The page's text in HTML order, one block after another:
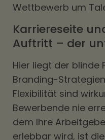
Wettbewerb um
Karriereseite
Auftritt – der
Hier liegt der blinde
Branding-
Flexibilität sind
Bewerbende nie
dem Ihre
erlebbar wird, ist